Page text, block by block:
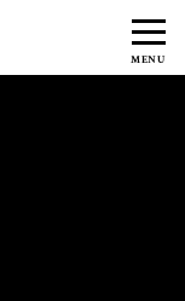
MENU
ローカル